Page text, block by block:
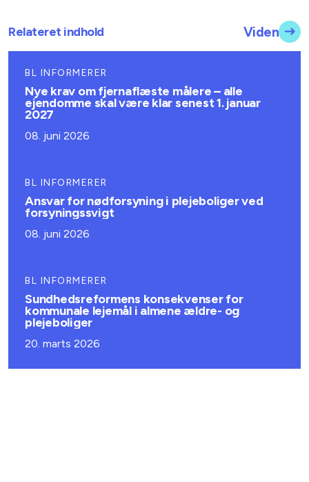
Relateret indhold Viden
BL INFORMERER
Nye krav om fjernaflæste målere – alle
ejendomme skal være klar senest 1. januar
2027
08. juni 2026
BL INFORMERER
Ansvar for nødforsyning i plejeboliger ved
forsyningssvigt
08. juni 2026
BL INFORMERER
Sundhedsreformens konsekvenser for
kommunale lejemål i almene ældre- og
plejeboliger
20. marts 2026